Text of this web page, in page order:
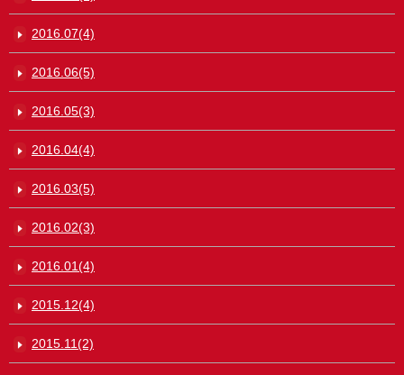
2016.07(4)
2016.06(5)
2016.05(3)
2016.04(4)
2016.03(5)
2016.02(3)
2016.01(4)
2015.12(4)
2015.11(2)